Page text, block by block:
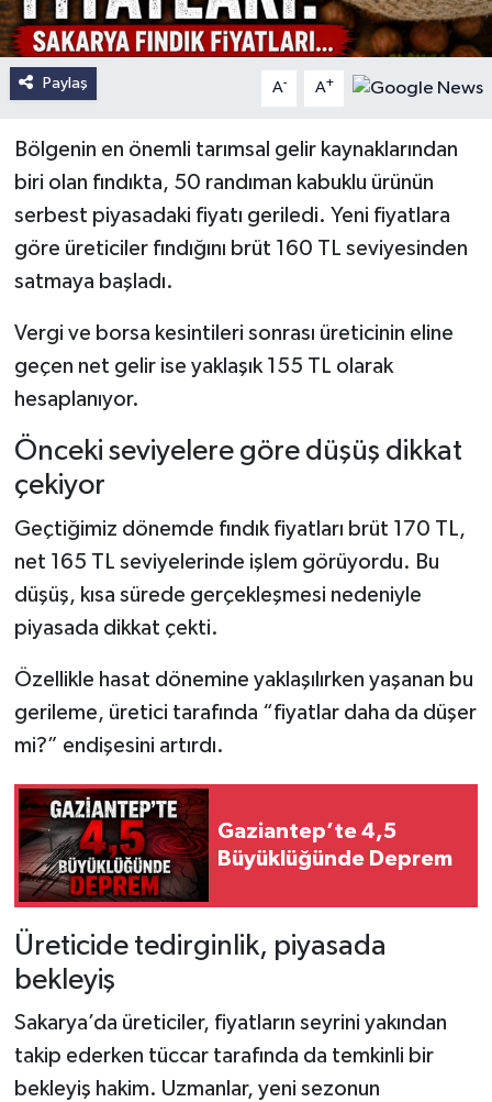
Paylaş A- A+
Bölgenin en önemli tarımsal gelir kaynaklarından
biri olan fındıkta, 50 randıman kabuklu ürünün
serbest piyasadaki fiyatı geriledi. Yeni fiyatlara
göre üreticiler fındığını brüt 160 TL seviyesinden
satmaya başladı.
Vergi ve borsa kesintileri sonrası üreticinin eline
geçen net gelir ise yaklaşık 155 TL olarak
hesaplanıyor.
Önceki seviyelere göre düşüş dikkat
çekiyor
Geçtiğimiz dönemde fındık fiyatları brüt 170 TL,
net 165 TL seviyelerinde işlem görüyordu. Bu
düşüş, kısa sürede gerçekleşmesi nedeniyle
piyasada dikkat çekti.
Özellikle hasat dönemine yaklaşılırken yaşanan bu
gerileme, üretici tarafında “fiyatlar daha da düşer
mi?” endişesini artırdı.
Gaziantep’te 4,5
Büyüklüğünde Deprem
Üreticide tedirginlik, piyasada
bekleyiş
Sakarya’da üreticiler, fiyatların seyrini yakından
takip ederken tüccar tarafında da temkinli bir
bekleyiş hakim. Uzmanlar, yeni sezonun